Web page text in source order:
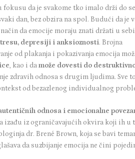
da je svakome tko imalo drži do
dan, bez obzira na spol. Budući da je
da emocije moraju znati držati u
depresiji i anksioznosti. Brojna
od plakanja i pokazivanja emocija
, kao i damože dovesti do
zdravih odnosa s drugim ljudima. Sve
od bezazlenog individualnog
odnosa i emocionalne
izađu iz ograničavajućih okvira koji ih u
dr. Brené Brown, koja se bavi
da suzbijanje emocija ne čini